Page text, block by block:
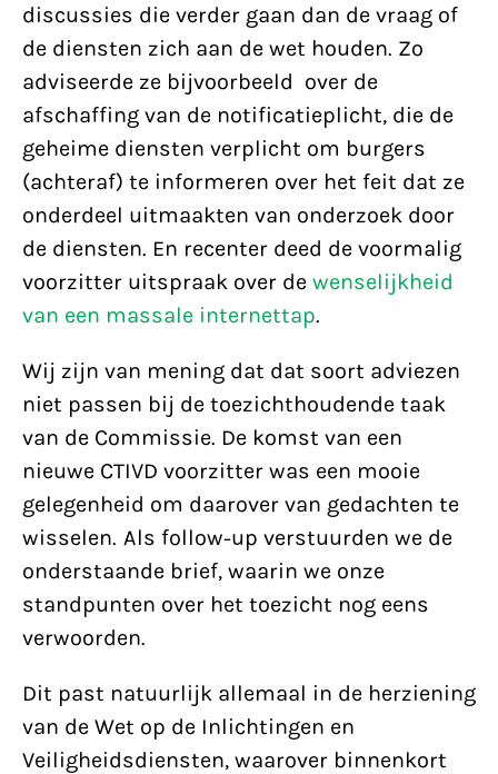
discussies die verder gaan dan de vraag of
de diensten zich aan de wet houden. Zo
adviseerde ze bijvoorbeeld over de
afschaffing van de notificatieplicht, die de
geheime diensten verplicht om burgers
(achteraf) te informeren over het feit dat ze
onderdeel uitmaakten van onderzoek door
de diensten. En recenter deed de voormalig
voorzitter uitspraak over de wenselijkheid
van een massale internettap.
Wij zijn van mening dat dat soort adviezen
niet passen bij de toezichthoudende taak
van de Commissie. De komst van een
nieuwe CTIVD voorzitter was een mooie
gelegenheid om daarover van gedachten te
wisselen. Als follow-up verstuurden we de
onderstaande brief, waarin we onze
standpunten over het toezicht nog eens
verwoorden.
Dit past natuurlijk allemaal in de herziening
van de Wet op de Inlichtingen en
Veiligheidsdiensten, waarover binnenkort